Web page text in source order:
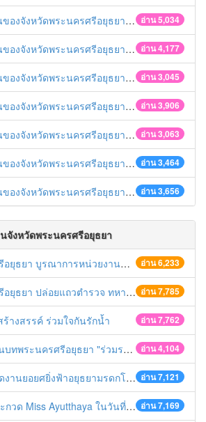
อ่าน 5,034
ระนครศรีอยุธยา ประจำวันที่ 17-21 สิงหาคม 2558
อ่าน 4,177
ระนครศรีอยุธยา ประจำวันที่ 10-14 สิงหาคม 2558
อ่าน 3,045
ระนครศรีอยุธยา ประจำวันที่ 3-7 สิงหาคม 2558
อ่าน 3,906
ะนครศรีอยุธยา ประจำวันที่ 27-31 กรกฎาคม 2558
อ่าน 3,063
ะนครศรีอยุธยา ประจำวันที่ 20-24 กรกฎาคม 2558
อ่าน 3,464
ะนครศรีอยุธยา ประจำวันที่ 13-17 กรกฎาคม 2558
อ่าน 3,656
ระนครศรีอยุธยา ประจำวันที่ 6-10 กรกฎาคม 2558
จังหวัดพระนครศรีอยุธยา
อ่าน 6,233
รการตามบทลงโทษสูงสุดกับผู้ประกอบการร้านค้าที่ยังฝ่าฝืนตั้งร้านค้ารุกล้ำเขตพื้นที่ทางหลวง เตรียมความปลอดภัยก่อนเทศกาลสงกรานต์
อ่าน 7,785
นาย ตรวจเข้มท่ารถสาธารณะ สถานีขนส่งรถโดยสาร วินรถตู้ และสถานีรถไฟ เตรียมรับมือเทศกาลสงกรานต์
อ่าน 7,762
างสรรค์ ร่วมใจกันรักน้ำ
อ่าน 4,104
มรณรงค์ ขับช้า เปิดไฟหน้า คาดเข็มขัด" เทศกาลสงกรานต์ ปี 2561
อ่าน 7,121
านยอยศยิ่งฟ้าอยุธยามรดกโลก
อ่าน 7,169
Ayutthaya ในวันที่ 15 ธันวาคม 2560